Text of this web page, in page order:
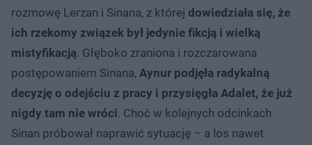
rozmowę Lerzan i Sinana, z której dowiedziała się, że
ich rzekomy związek był jedynie fikcją i wielką
mistyfikacją. Głęboko zraniona i rozczarowana
postępowaniem Sinana, Aynur podjęła radykalną
decyzję o odejściu z pracy i przysięgła Adalet, że już
nigdy tam nie wróci. Choć w kolejnych odcinkach
Sinan próbował naprawić sytuację – a los nawet